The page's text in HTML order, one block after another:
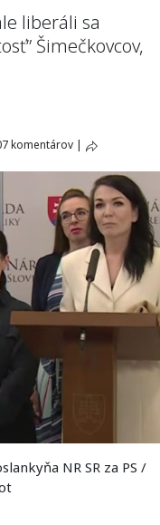
liberáli sa
Šimečkovcov,
komentárov |
NR SR za PS /